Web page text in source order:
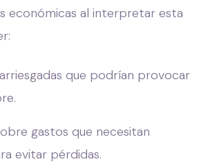
económicas al interpretar esta
que podrían provocar
gastos que necesitan
evitar pérdidas.